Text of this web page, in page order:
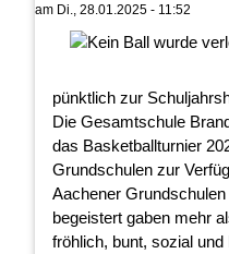
am Di., 28.01.2025 - 11:52
pünktlich zur
Die Gesamtschule
das Basketballturnier
Grundschulen zur
Aachener
begeistert gaben mehr
fröhlich, bunt, sozial